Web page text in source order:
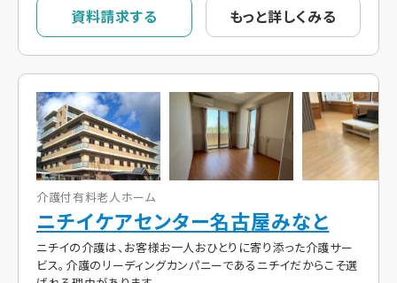
資料請求する もっと詳しくみる
介護付有料老人ホーム
ニチイケアセンター名古屋みなと
ニチイの介護は、お客様お一人おひとりに寄り添った介護サー
ビス。介護のリーディングカンパニーであるニチイだからこそ選